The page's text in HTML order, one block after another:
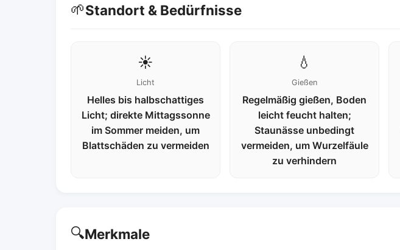
🌱Standort & Bedürfnisse
☀️
Licht
Helles bis halbschattiges
Licht; direkte Mittagssonne
im Sommer meiden, um
Blattschäden zu vermeiden
💧
Gießen
Regelmäßig gießen, Boden
leicht feucht halten;
Staunässe unbedingt
vermeiden, um Wurzelfäule
zu verhindern
🔍Merkmale